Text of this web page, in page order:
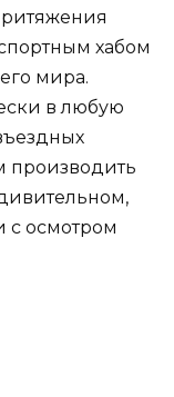
хабом
мира.
в любую
производить
с осмотром